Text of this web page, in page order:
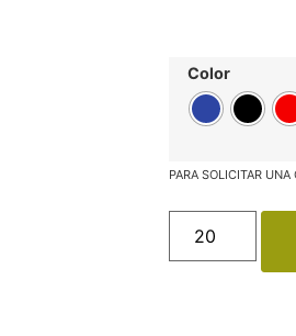
Color